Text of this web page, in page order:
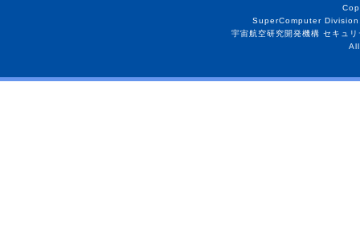
SuperComputer
宇宙航空研究開発機構 セキュ